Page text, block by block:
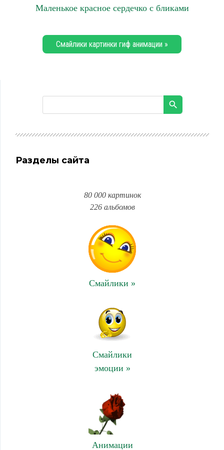
Маленькое красное сердечко с бликами
Смайлики картинки гиф анимации »
Разделы сайта
80 000 картинок
226 альбомов
Смайлики »
Смайлики
эмоции »
Анимации